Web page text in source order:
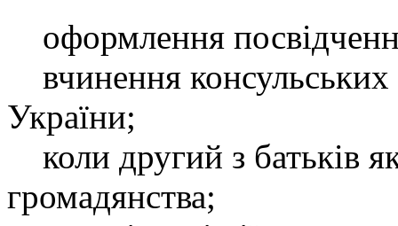
оформлення
вчинення
України;
коли другий з батьків
громадянства;